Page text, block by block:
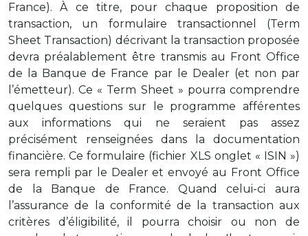
France). À ce titre, pour chaque proposition de
transaction, un formulaire transactionnel (Term
Sheet Transaction) décrivant la transaction proposée
devra préalablement être transmis au Front Office
de la Banque de France par le Dealer (et non par
l’émetteur). Ce « Term Sheet » pourra comprendre
quelques questions sur le programme afférentes
aux informations qui ne seraient pas assez
précisément renseignées dans la documentation
financière. Ce formulaire (fichier XLS onglet « ISIN »)
sera rempli par le Dealer et envoyé au Front Office
de la Banque de France. Quand celui-ci aura
l’assurance de la conformité de la transaction aux
critères d’éligibilité, il pourra choisir ou non de